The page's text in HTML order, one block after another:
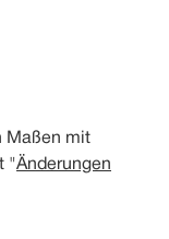
Maßen mit
"Änderungen